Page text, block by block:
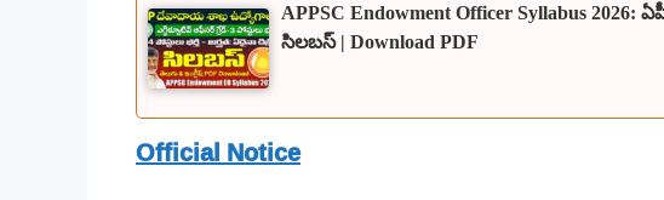
APPSC Endowment Officer Syllabus
సిలబస్ | Download PDF
Official Notice